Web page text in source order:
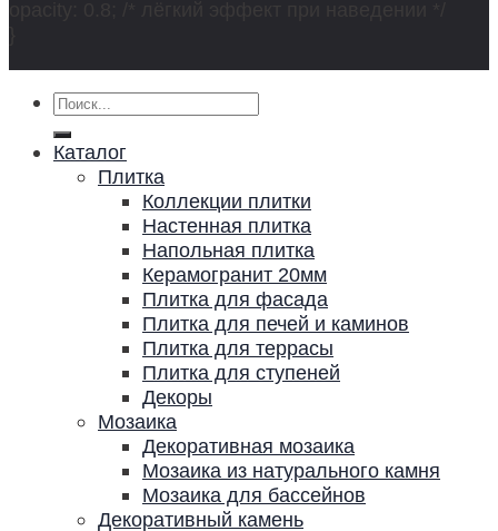
Искать:
Каталог
Плитка
Коллекции плитки
Настенная плитка
Напольная плитка
Керамогранит 20мм
Плитка для фасада
Плитка для печей и каминов
Плитка для террасы
Плитка для ступеней
Декоры
Мозаика
Декоративная мозаика
Мозаика из натурального камня
Мозаика для бассейнов
Декоративный камень